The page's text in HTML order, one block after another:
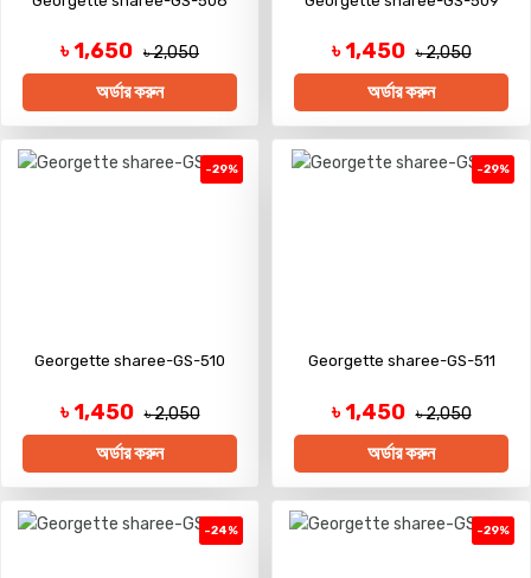
৳ 1,650 ৳ 2,050
অর্ডার করুন
৳ 1,450 ৳ 2,050
অর্ডার করুন
-29%
Georgette sharee-GS-510
৳ 1,450 ৳ 2,050
অর্ডার করুন
-29%
Georgette sharee-GS-511
৳ 1,450 ৳ 2,050
অর্ডার করুন
-24% -29%